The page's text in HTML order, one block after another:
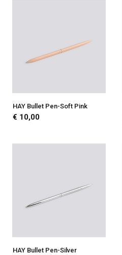
HAY Bullet Pen-Soft Pink
€ 10,00
HAY Bullet Pen-Silver